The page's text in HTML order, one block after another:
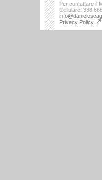
Per contattare il
Cellulare: 338
Privacy Policy